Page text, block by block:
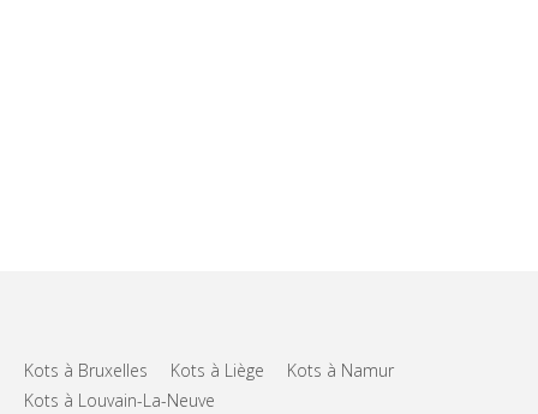
Kots à Bruxelles Kots à Liège
Kots à Namur
Kots à Louvain-La-Neuve